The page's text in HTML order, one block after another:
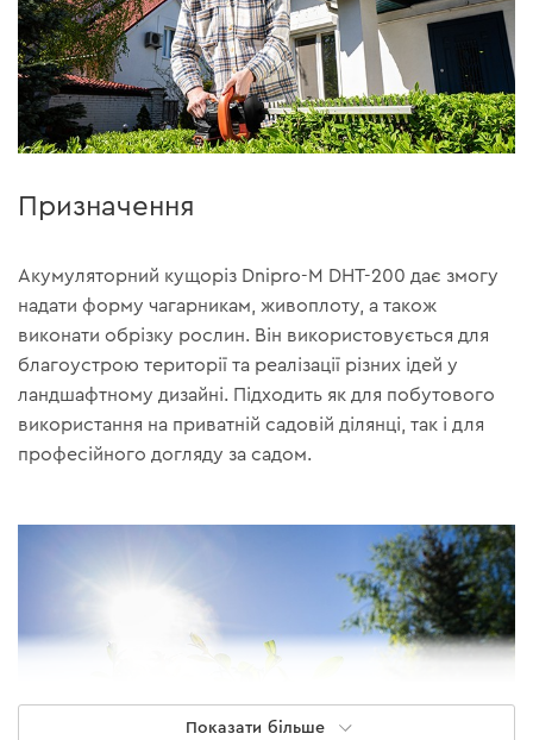
Призначення
Акумуляторний кущоріз Dnipro-M DHT-200 дає змогу
надати форму чагарникам, живоплоту, а також
виконати обрізку рослин. Він використовується для
благоустрою території та реалізації різних ідей у
ландшафтному дизайні. Підходить як для побутового
використання на приватній садовій ділянці, так і для
професійного догляду за садом.
Показати більше